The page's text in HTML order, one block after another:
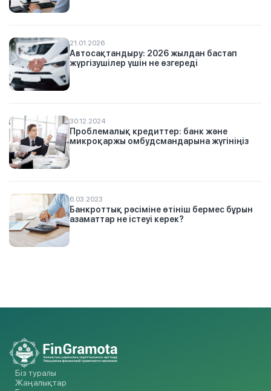
21.01.2026
Автосақтандыру: 2026 жылдан бастап
жүргізушілер үшін не өзгереді
30.12.2024
Проблемалық кредиттер: банк және
микроқаржы омбудсмандарына жүгініңіз
6.03.2023
Банкроттық рәсіміне өтініш бермес бұрын
азаматтар не істеуі керек?
Біз туралы
Жаңалықтар